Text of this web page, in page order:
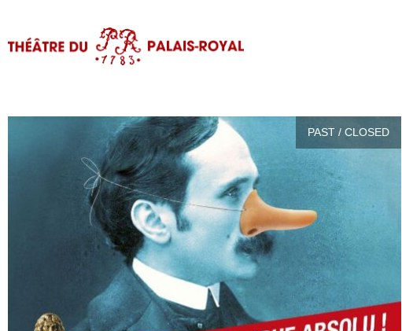
PAST / CLOSED